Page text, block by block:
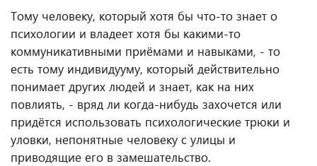
Тому человеку, который хотя бы что-то знает о
психологии и владеет хотя бы какими-то
коммуникативными приёмами и навыками, - то
есть тому индивидууму, который действительно
понимает других людей и знает, как на них
повлиять, - вряд ли когда-нибудь захочется или
придётся использовать психологические трюки и
уловки, непонятные человеку с улицы и
приводящие его в замешательство.